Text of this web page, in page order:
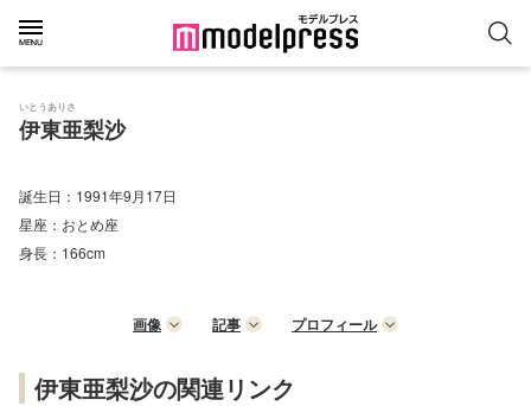
いとうありさ
伊東亜梨沙
誕生日： 1991年9月17日
星座： おとめ座
身長： 166cm
画像 記事 プロフィール
伊東亜梨沙の関連リンク